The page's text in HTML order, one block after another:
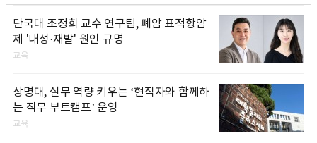
단국대 조정희 교수 연구팀, 폐암 표적항암
제 '내성·재발' 원인 규명
교육
상명대, 실무 역량 키우는 ‘현직자와 함께하
는 직무 부트캠프’ 운영
교육